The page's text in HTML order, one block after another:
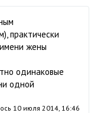
практически
жены
одинаковые
одной
10 июля 2014, 16:46